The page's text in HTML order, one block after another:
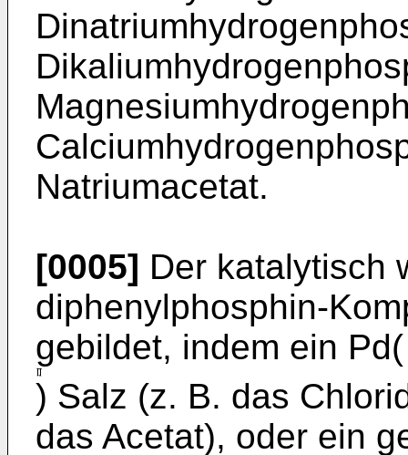
Natriumacetat.
[0005] Der katalytisch
diphenylphosphin-
gebildet, indem ein Pd(
) Salz (z. B. das
das Acetat), oder ein